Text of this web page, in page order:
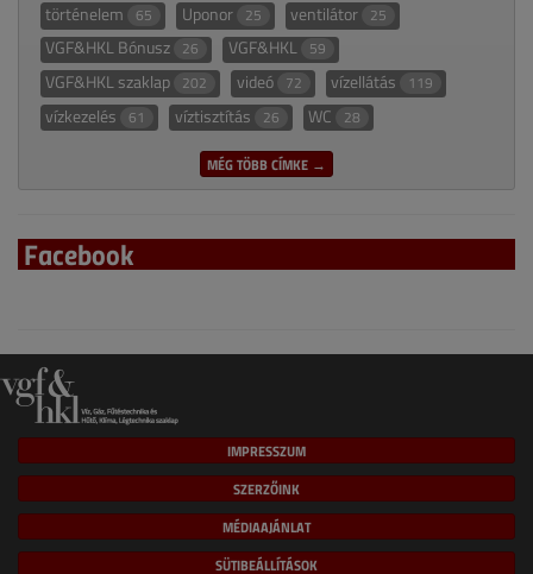
történelem 65 Uponor 25 ventilátor 25
VGF&HKL Bónusz 26 VGF&HKL 59
VGF&HKL szaklap 202 videó 72 vízellátás 119
vízkezelés 61 víztisztítás 26 WC 28
MÉG TÖBB CÍMKE →
Facebook
IMPRESSZUM
SZERZŐINK
MÉDIAAJÁNLAT
SÜTIBEÁLLÍTÁSOK